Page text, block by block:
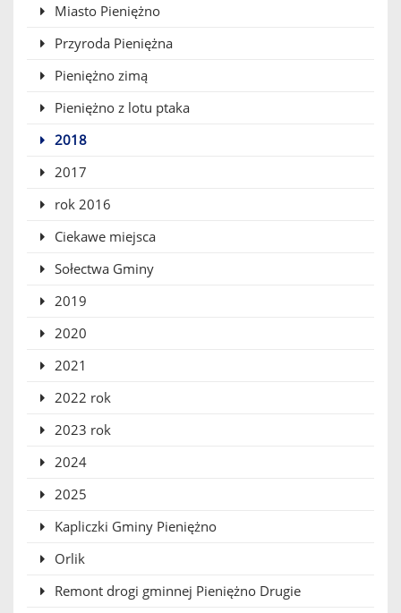
Miasto Pieniężno
Przyroda Pieniężna
Pieniężno zimą
Pieniężno z lotu ptaka
2018
2017
rok 2016
Ciekawe miejsca
Sołectwa Gminy
2019
2020
2021
2022 rok
2023 rok
2024
2025
Kapliczki Gminy Pieniężno
Orlik
Remont drogi gminnej Pieniężno Drugie